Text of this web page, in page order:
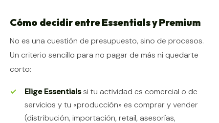
Cómo decidir entre Essentials y Premium
No es una cuestión de presupuesto, sino de procesos.
Un criterio sencillo para no pagar de más ni quedarte
corto:
Elige Essentialssi tu actividad es comercial o de
servicios y tu «producción» es comprar y vender
(distribución, importación, retail, asesorías,